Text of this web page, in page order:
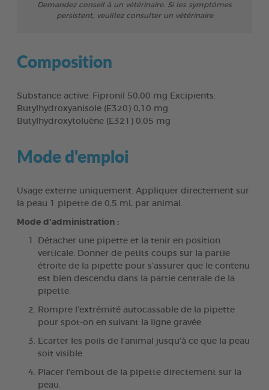
Demandez conseil à un vétérinaire. Si les symptômes
persistent, veuillez consulter un vétérinaire
Composition
Substance active: Fipronil 50,00 mg Excipients:
Butylhydroxyanisole (E320) 0,10 mg
Butylhydroxytoluène (E321) 0,05 mg
Mode d'emploi
Usage externe uniquement. Appliquer directement sur
la peau 1 pipette de 0,5 mL par animal.
Mode d'administration :
Détacher une pipette et la tenir en position
verticale. Donner de petits coups sur la partie
étroite de la pipette pour s'assurer que le contenu
est bien descendu dans la partie centrale de la
pipette.
Rompre l'extrémité autocassable de la pipette
pour spot-on en suivant la ligne gravée.
Ecarter les poils de l'animal jusqu'à ce que la peau
soit visible.
Placer l'embout de la pipette directement sur la
peau.